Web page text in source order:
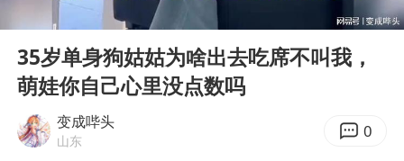
上门女婿出轨女邻居多年被判重婚罪
以军士兵把枪口对准中国记者
Play
00:00
35岁单身狗姑姑为啥出去吃席不叫我，
萌娃你自己心里没点数吗
变成哔头
山东 0